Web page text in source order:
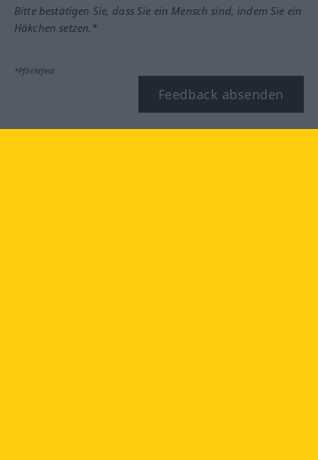
Bitte bestätigen Sie, dass Sie ein Mensch sind, indem Sie ein
Häkchen setzen.*
*Pflichtfeld
Feedback absenden